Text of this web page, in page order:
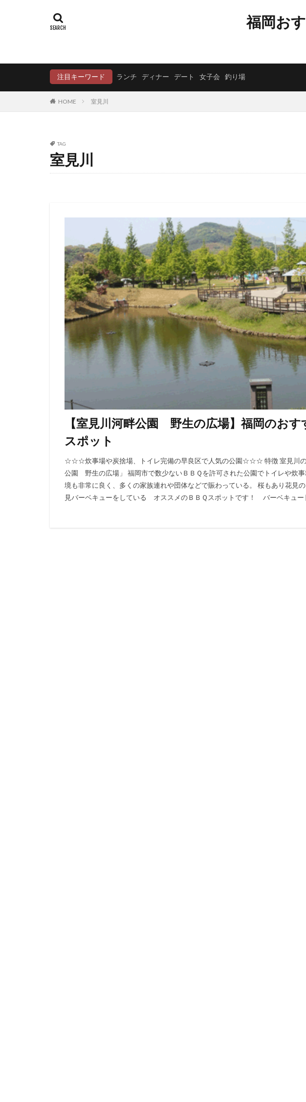
福岡お
注目キーワード ランチ ディナー デート 女子会 釣り場
HOME 室見川
TAG
室見川
【室見川河畔公園 野生の広場】福岡のお
スポット
☆☆☆炊事場や炭捨場、トイレ完備の早良区で人気の公園☆☆☆ 特徴 室見川の
公園 野生の広場」 福岡市で数少ないＢＢＱを許可された公園でトイレや炊
境も非常に良く、多くの家族連れや団体などで賑わっている。 桜もあり花見
見バーベキューをしている オススメのＢＢＱスポットです！ バーベキュー